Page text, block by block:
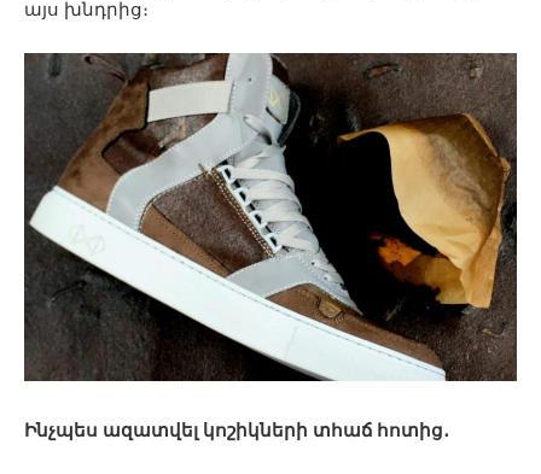
այս խնդրից։
Ինչպես ազատվել կոշիկների տհաճ հոտից․